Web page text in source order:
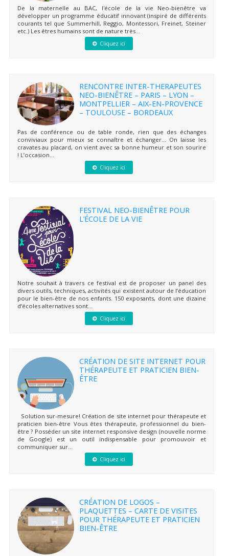
De la maternelle au BAC, l'école de la vie Neo-bienêtre va
développer un programme éducatif innovant (inspiré de différents
courants tel que Summerhill, Reggio, Montessori, Freinet, Steiner
etc.) Les êtres humains sont de nature très...
Cliquez ici
RENCONTRE INTER-THERAPEUTES
NEO-BIENÊTRE – PARIS – LYON –
MONTPELLIER – AIX-EN-PROVENCE
– TOULOUSE – BORDEAUX
Pas de conférence ou de table ronde, rien que des échanges
conviviaux pour mieux se connaître et échanger… On laisse les
cravates au placard, on vient avec sa bonne humeur et son sourire
! L’occasion...
Cliquez ici
FESTIVAL NEO-BIENÊTRE POUR
L’ÉCOLE DE LA VIE
Notre souhait à travers ce festival est de proposer un panel des
divers outils, techniques, activités qui existent autour de l’éducation
pour le bien-être de nos enfants. 150 exposants, dont une dizaine
d’écoles alternatives sont...
Cliquez ici
CRÉATION DE SITE INTERNET POUR
THÉRAPEUTE ET PRATICIEN BIEN-
ÊTRE
Solution sur-mesure! Création de site internet pour thérapeute et
praticien bien-être Vous êtes thérapeute, professionnel du bien-
être ? Posséder un site internet responsive design (nouvelle norme
de Google) est un outil indispensable pour promouvoir et
communiquer sur...
Cliquez ici
CRÉATION DE LOGOS –
PLAQUETTES – CARTE DE VISITES
POUR THÉRAPEUTE ET PRATICIEN
BIEN-ÊTRE